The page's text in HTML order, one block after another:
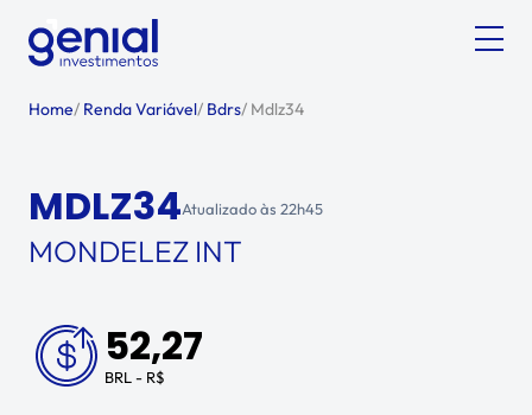
Home/ Renda Variável/ Bdrs/ Mdlz34
MDLZ34Atualizado às 22h45
MONDELEZ INT
52,27
BRL - R$